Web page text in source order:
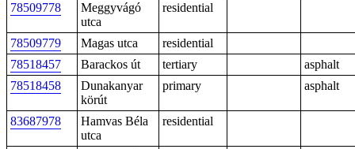
78509778
Meggyvágó
utca
residential
78509779 Magas utca
residential
78518457
Barackos út tertiary
asphalt
78518458
Dunakanyar
körút
primary asphalt
83687978
Hamvas Béla
utca
residential